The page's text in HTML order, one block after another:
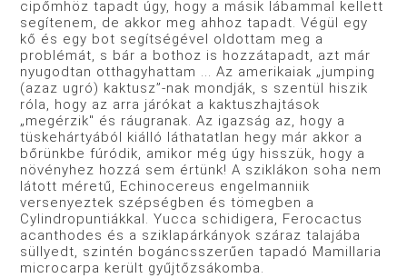
cipőmhöz tapadt úgy, hogy a másik lábammal kellett
segítenem, de akkor meg ahhoz ta­padt. Végül egy
kő és egy bot segítségével oldottam meg a
problémát, s bár a bothoz is hozzátapadt, azt már
nyugodtan otthagyhattam ... Az amerikaiak „jumping
(azaz ugró) kak­tusz”-nak mondják, s szentül hiszik
róla, hogy az arra járókat a kaktuszhajtások
„megérzik" és ráugranak. Az igazság az, hogy a
tüskehártyából kiálló láthatatlan hegy már akkor a
bőrünkbe fúródik, amikor még úgy hisszük, hogy a
növény­hez hozzá sem értünk! A sziklákon soha nem
látott méretű, Echinocereus engelmanniik
versenyeztek szépségben és tömeg­ben a
Cylindropuntiákkal. Yucca schidigera, Ferocactus
acanthodes és a sziklapárkányok száraz talajába
süllyedt, szintén bogáncsszerűen tapadó Mamillaria
microcarpa került gyűjtőzsákomba.